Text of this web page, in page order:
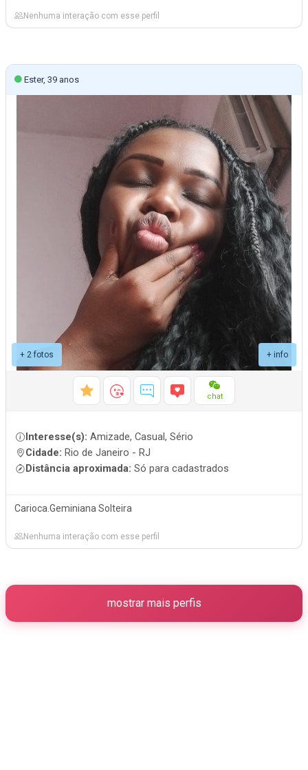
Nenhuma interação com esse perfil
Ester, 39 anos
+ 2 fotos + info
chat
Interesse(s): Amizade, Casual, Sério
Cidade: Rio de Janeiro - RJ
Distância aproximada: Só para cadastrados
Carioca.Geminiana Solteira
Nenhuma interação com esse perfil
mostrar mais perfis